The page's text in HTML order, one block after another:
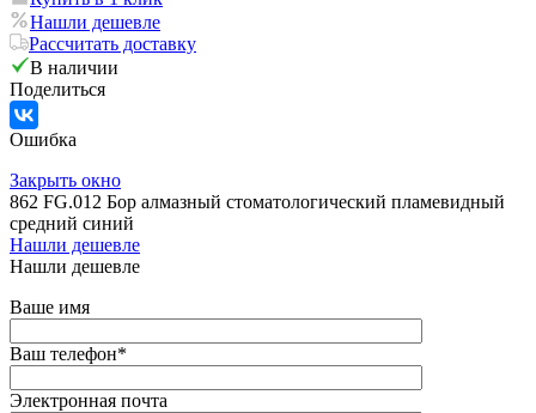
Нашли дешевле
Рассчитать доставку
В наличии
Поделиться
Ошибка
Закрыть окно
862 FG.012 Бор алмазный стоматологический пламевидный
средний синий
Нашли дешевле
Нашли дешевле
Ваше имя
Ваш телефон*
Электронная почта